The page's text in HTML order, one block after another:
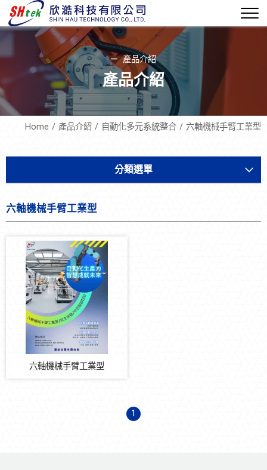
產品介紹
產品介紹
Home 產品介紹 自動化多元系統整合 六軸機械手臂工業型
分類選單
設備耗材
防震系統
節能減碳
自動化多元系統整合
AI-AOI玻璃破片在線檢查系統
六軸機械手臂工業型
六軸機械手臂工業型
六軸機械手臂工業型
1